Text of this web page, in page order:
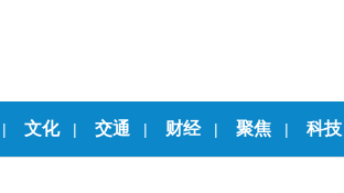
| 文化 | 交通 | 财经 | 聚焦 | 科技